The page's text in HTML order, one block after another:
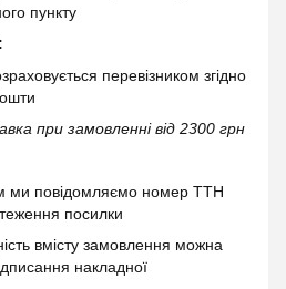
пункту
перевізником згідно
при замовленні від 2300 грн
ми повідомляємо номер ТТН
посилки
вмісту замовлення можна
накладної